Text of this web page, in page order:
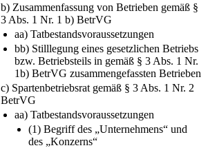
b) Zusammenfassung von Betrieben gemäß §
3 Abs. 1 Nr. 1 b) BetrVG
aa) Tatbestandsvoraussetzungen
bb) Stilllegung eines gesetzlichen Betriebs
bzw. Betriebsteils in gemäß § 3 Abs. 1 Nr.
1b) BetrVG zusammengefassten Betrieben
c) Spartenbetriebsrat gemäß § 3 Abs. 1 Nr. 2
BetrVG
aa) Tatbestandsvoraussetzungen
(1) Begriff des „Unternehmens“ und
des „Konzerns“